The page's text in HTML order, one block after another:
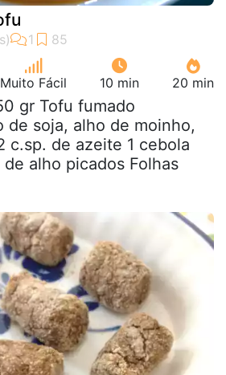
Muito Fácil 10 min 20 min
gr Tofu fumado
de soja, alho de moinho,
c.sp. de azeite 1 cebola
alho picados Folhas